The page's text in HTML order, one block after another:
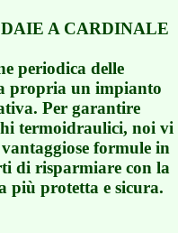
A CARDINALE
periodica delle
propria un impianto
Per garantire
termoidraulici, noi vi
formule in
di risparmiare con la
più protetta e sicura.